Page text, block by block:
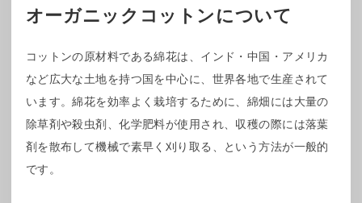
オーガニックコットンについて
コットンの原材料である綿花は、インド・中国・アメリカ
など広大な土地を持つ国を中心に、世界各地で生産されて
います。綿花を効率よく栽培するために、綿畑には大量の
除草剤や殺虫剤、化学肥料が使用され、収穫の際には落葉
剤を散布して機械で素早く刈り取る、という方法が一般的
です。